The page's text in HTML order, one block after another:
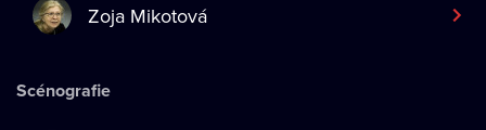
Zoja Mikotová
Scénografie